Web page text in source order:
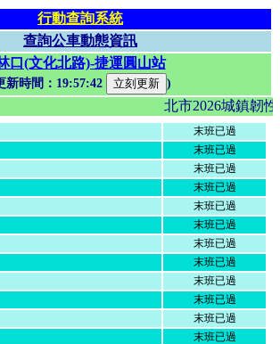
行動查詢系統
查詢公車動態資訊
口(文化北路)-捷運圓山站
新時間： 19:57:42 )
北市2026城鎮
末班已過
末班已過
末班已過
末班已過
末班已過
末班已過
末班已過
末班已過
末班已過
末班已過
末班已過
末班已過